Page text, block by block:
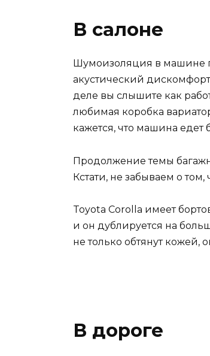
В салоне
Шумоизоляция в машине
акустический
деле вы слышите как
любимая коробка
кажется, что машина едет
Продолжение темы
Кстати, не забываем о
Toyota Corolla имеет
и он дублируется на
не только обтянут
В дороге